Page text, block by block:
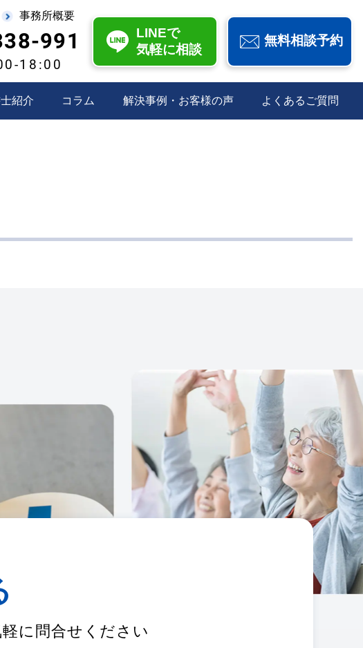
事務所概要
991
18:00
LINEで
気軽に相談
無料相談予約
紹介 コラム 解決事例・お客様の声 よくあるご質問
に問合せください